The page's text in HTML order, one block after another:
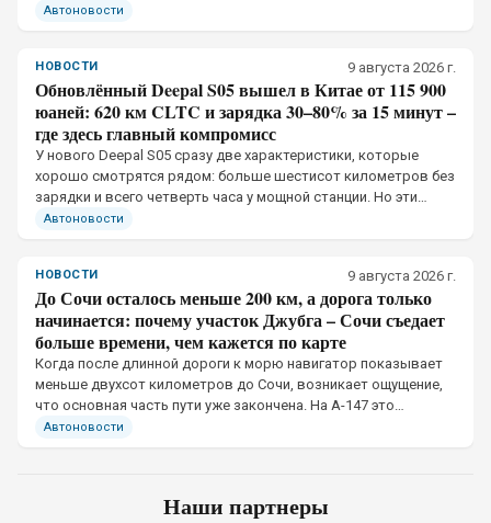
собирался.
Автоновости
НОВОСТИ 9 августа 2026 г.
Обновлённый Deepal S05 вышел в Китае от 115 900
юаней: 620 км CLTC и зарядка 30–80% за 15 минут –
где здесь главный компромисс
У нового Deepal S05 сразу две характеристики, которые
хорошо смотрятся рядом: больше шестисот километров без
зарядки и всего четверть часа у мощной станции. Но эти
показатели относятся к разным условиям эксплуатации
Автоновости
НОВОСТИ 9 августа 2026 г.
До Сочи осталось меньше 200 км, а дорога только
начинается: почему участок Джубга – Сочи съедает
больше времени, чем кажется по карте
Когда после длинной дороги к морю навигатор показывает
меньше двухсот километров до Сочи, возникает ощущение,
что основная часть пути уже закончена. На А-147 это
впечатление обманчиво.
Автоновости
Наши партнеры